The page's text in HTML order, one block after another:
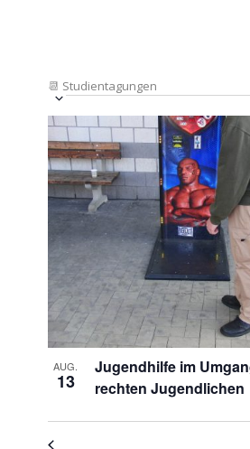
📆 Studientagungen
Ansichten-
Navigation
Veranstaltung
Ansichten-
Navigation
Datum
auswählen.
List
of
Veranstaltungen
in
Photo
View
AUG.
13
Jugendhilfe im
rechten Jugendlichen